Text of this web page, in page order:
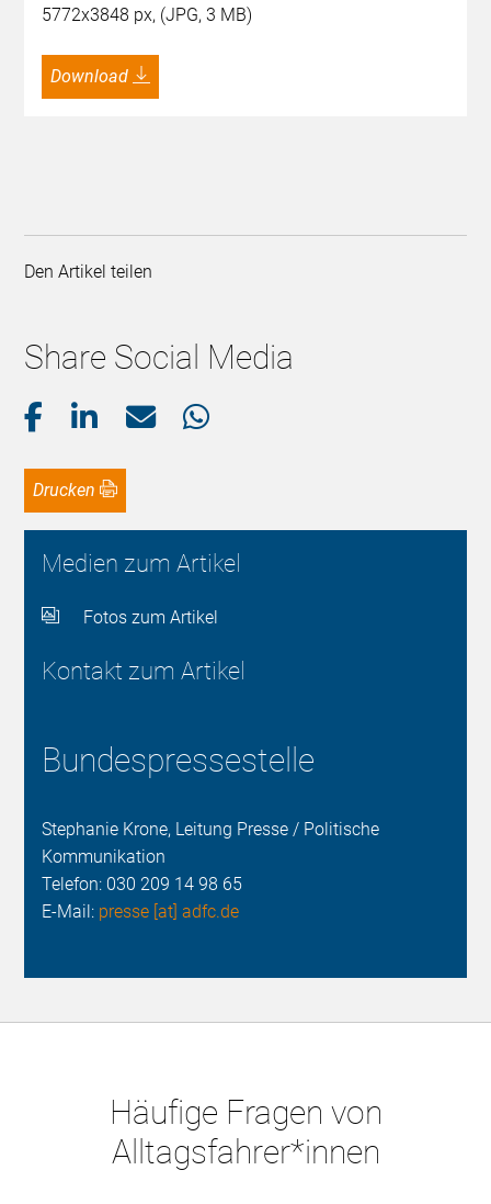
5772x3848 px, (JPG, 3 MB)
Download
Den Artikel teilen
Share Social Media
Drucken
Medien zum Artikel
Fotos zum Artikel
Kontakt zum Artikel
Bundespressestelle
Stephanie Krone, Leitung Presse / Politische
Kommunikation
Telefon: 030 209 14 98 65
E-Mail: presse [at] adfc.de
Häufige Fragen von
Alltagsfahrer*innen